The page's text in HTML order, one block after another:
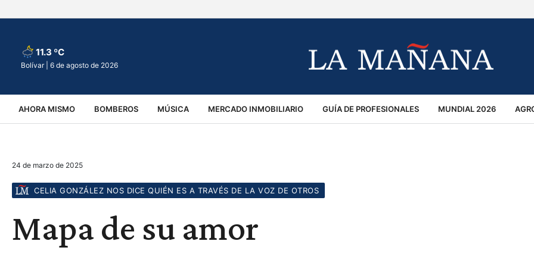
11.3 ºC
Bolívar | 6 de agosto de 2026
AHORA MISMO BOMBEROS MÚSICA MERCADO INMOBILIARIO GUÍA DE PROFESIONALES MUNDIAL 2026
VIRALES ACCIDENTES
24 de marzo de 2025
CELIA GONZÁLEZ NOS DICE QUIÉN ES A TRAVÉS DE LA VOZ DE OTROS
Mapa de su amor